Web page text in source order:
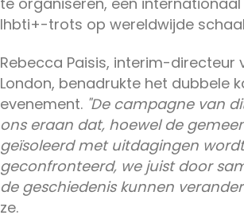
lhbti+-trots op wereldwijde
Rebecca Paisis, interim-directeur
London, benadrukte het dubbele
evenement. "De campagne van
ons eraan dat, hoewel de
geïsoleerd met uitdagingen wordt
geconfronteerd, we juist door
de geschiedenis kunnen
ze.